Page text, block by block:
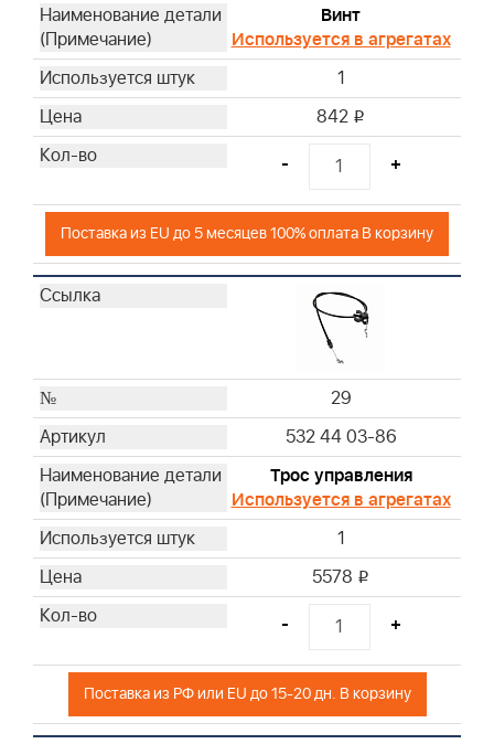
Винт
Используется в агрегатах
1
842 i
- +
Поставка из EU до 5 месяцев 100% оплата В корзину
29
532 44 03-86
Трос управления
Используется в агрегатах
1
5578 i
- +
Поставка из РФ или EU до 15-20 дн. В корзину